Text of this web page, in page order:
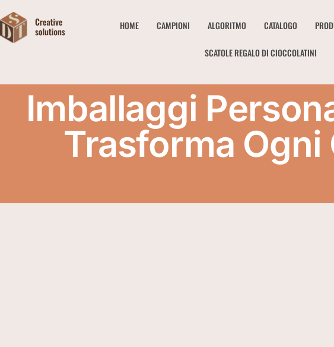
HOME CAMPIONI ALGORITMO CATALOGO
SCATOLE REGALO DI CIOCCOLATINI
Imballaggi
Trasforma